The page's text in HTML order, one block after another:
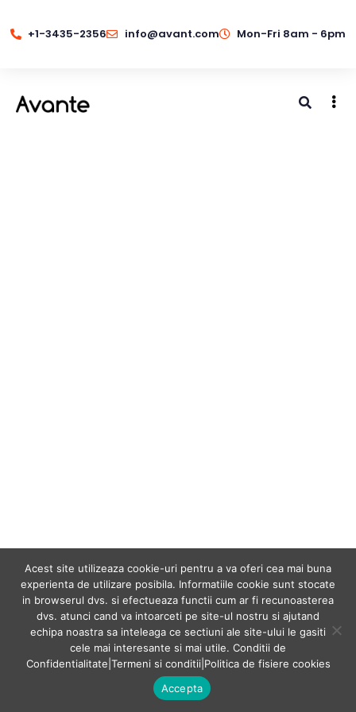
+1-3435-2356 info@avant.com Mon-Fri 8am - 6pm
Acest site utilizeaza cookie-uri pentru a va oferi cea mai buna
experienta de utilizare posibila. Informatiile cookie sunt stocate
in browserul dvs. si efectueaza functii cum ar fi recunoasterea
dvs. atunci cand va intoarceti pe site-ul nostru si ajutand
echipa noastra sa inteleaga ce sectiuni ale site-ului le gasiti
cele mai interesante si mai utile. Conditii de
Confidentialitate Termeni si conditii Politica de fisiere cookies
Accepta